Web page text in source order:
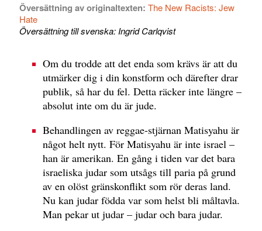
Översättning av originaltexten: The New Racists: Jew
Hate
Översättning till svenska: Ingrid Carlqvist
Om du trodde att det enda som krävs är att du
utmärker dig i din konstform och därefter drar
publik, så har du fel. Detta räcker inte längre –
absolut inte om du är jude.
Behandlingen av reggae-stjärnan Matisyahu är
något helt nytt. För Matisyahu är inte israel –
han är amerikan. En gång i tiden var det bara
israeliska judar som utsågs till paria på grund
av en olöst gränskonflikt som rör deras land.
Nu kan judar födda var som helst bli måltavla.
Man pekar ut judar – judar och bara judar.